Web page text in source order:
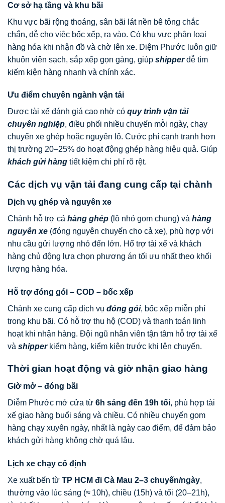
Cơ sở hạ tầng và khu bãi
Khu vực bãi rộng thoáng, sân bãi lát nền bê tông chắc
chắn, dễ cho việc bốc xếp, ra vào. Có khu vực phân loại
hàng hóa khi nhận đồ và chờ lên xe. Diệm Phước luôn giữ
khuôn viên sạch, sắp xếp gọn gàng, giúp shipperdễ tìm
kiếm kiện hàng nhanh và chính xác.
Ưu điểm chuyên ngành vận tải
Được tài xế đánh giá cao nhờ có quy trình vận tải
chuyên nghiệp, điều phối nhiều chuyến mỗi ngày, chạy
chuyến xe ghép hoặc nguyên lô. Cước phí cạnh tranh hơn
thị trường 20–25% do hoạt động ghép hàng hiệu quả. Giúp
khách gửi hàng tiết kiệm chi phí rõ rệt.
Các dịch vụ vận tải đang cung cấp tại chành
Dịch vụ ghép và nguyên xe
Chành hỗ trợ cả hàng ghép (lô nhỏ gom chung) và hàng
nguyên xe (đóng nguyên chuyến cho cả xe), phù hợp với
nhu cầu gửi lượng nhỏ đến lớn. Hổ trợ tài xế và khách
hàng chủ động lựa chọn phương án tối ưu nhất theo khối
lượng hàng hóa.
Hỗ trợ đóng gói – COD – bốc xếp
Chành xe cung cấp dịch vụ đóng gói, bốc xếp miễn phí
trong khu bãi. Có hỗ trợ thu hộ (COD) và thanh toán linh
hoạt khi nhận hàng. Đội ngũ nhân viên tận tâm hỗ trợ tài xế
và shipperkiểm hàng, kiểm kiện trước khi lên chuyến.
Thời gian hoạt động và giờ nhận giao hàng
Giờ mở – đóng bãi
Diễm Phước mở cửa từ 6h sáng đến 19h tối, phù hợp tài
xế giao hàng buổi sáng và chiều. Có nhiều chuyến gom
hàng chạy xuyên ngày, nhất là ngày cao điểm, để đảm bảo
khách gửi hàng không chờ quá lâu.
Lịch xe chạy cố định
Xe xuất bến từ TP HCM đi Cà Mau 2–3 chuyến/ngày,
thường vào lúc sáng (≈ 10h), chiều (15h) và tối (20–21h),